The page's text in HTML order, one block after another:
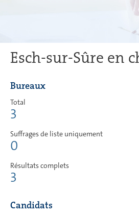
Esch-sur-Sûre en
Bureaux
Total
3
Suffrages de liste uniquement
0
Résultats complets
3
Candidats